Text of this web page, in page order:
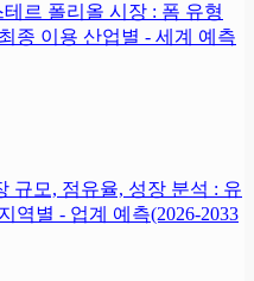
르 폴리올 시장 : 폼 유형
종 이용 산업별 - 세계 예측
규모, 점유율, 성장 분석 : 유
역별 - 업계 예측(2026-2033